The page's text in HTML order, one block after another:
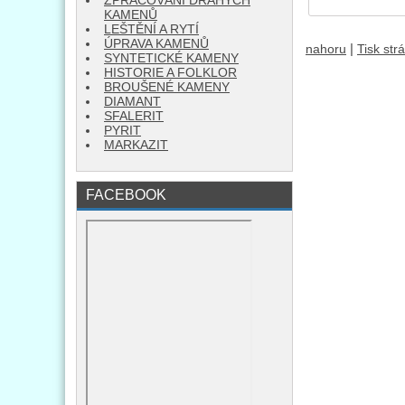
nahoru Tisk
KAMENŮ
LEŠTĚNÍ A RYTÍ
ÚPRAVA KAMENŮ
SYNTETICKÉ KAMENY
HISTORIE A FOLKLOR
BROUŠENÉ KAMENY
DIAMANT
SFALERIT
PYRIT
MARKAZIT
FACEBOOK